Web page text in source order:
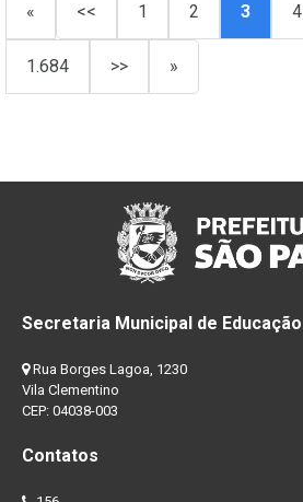
« << 1 2 3 4
1.684 >> »
Secretaria Municipal de Educação
Rua Borges Lagoa, 1230
Vila Clementino
CEP: 04038-003
Contatos